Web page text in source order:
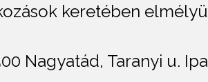
keretében
Nagyatád, Taranyi u.